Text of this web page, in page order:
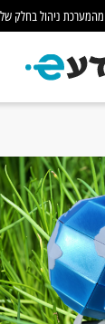
מהמערכת ניהול בחלק